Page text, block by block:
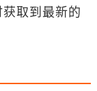
取到最新的